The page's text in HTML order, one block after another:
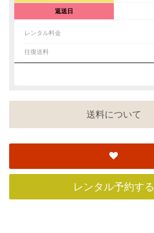
返送日
レンタル料金
往復送料
送料について
レンタル予約する